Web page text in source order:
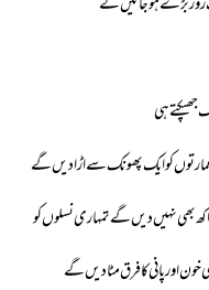
جھپکتے ہی
کو ایک پھونک سے اڑا دیں گے
بھی نہیں دیں گے تمہاری نسلوں کو
اور پانی کا فرق مٹادیں گے